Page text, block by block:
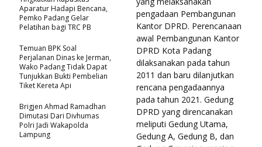
pengadaan Pembangunan
Kantor DPRD. Perencanaan
awal Pembangunan Kantor
DPRD Kota Padang
dilaksanakan pada tahun
2011 dan baru dilanjutkan
rencana pengadaannya
pada tahun 2021. Gedung
DPRD yang direncanakan
meliputi Gedung Utama,
Gedung A, Gedung B, dan
Aparatur Hadapi Bencana,
Pemko Padang Gelar
Pelatihan bagi TRC PB
Temuan BPK Soal
Perjalanan Dinas ke Jerman,
Wako Padang Tidak Dapat
Tunjukkan Bukti Pembelian
Tiket Kereta Api
Brigjen Ahmad Ramadhan
Dimutasi Dari Divhumas
Polri Jadi Wakapolda
Lampung